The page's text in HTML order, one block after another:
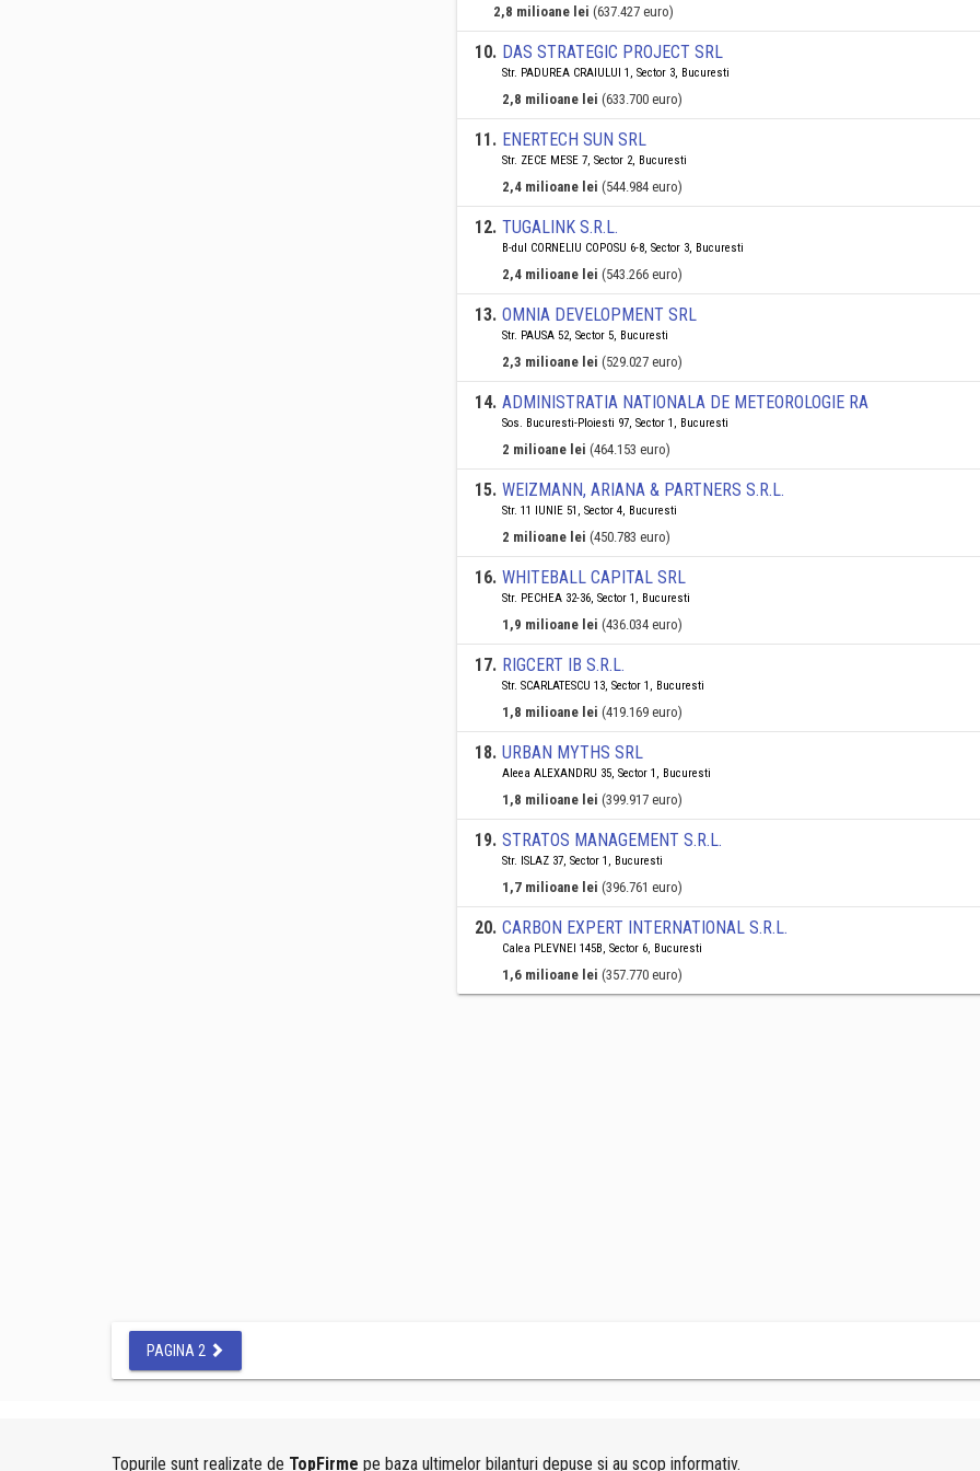
2,8 milioane lei (637.427 euro)
10. DAS STRATEGIC PROJECT SRL
Str. PADUREA CRAIULUI 1, Sector 3, Bucuresti
2,8 milioane lei (633.700 euro)
11. ENERTECH SUN SRL
Str. ZECE MESE 7, Sector 2, Bucuresti
2,4 milioane lei (544.984 euro)
12. TUGALINK S.R.L.
B-dul CORNELIU COPOSU 6-8, Sector 3, Bucuresti
2,4 milioane lei (543.266 euro)
13. OMNIA DEVELOPMENT SRL
Str. PAUSA 52, Sector 5, Bucuresti
2,3 milioane lei (529.027 euro)
14. ADMINISTRATIA NATIONALA DE METEOROLOGIE RA
Sos. Bucuresti-Ploiesti 97, Sector 1, Bucuresti
2 milioane lei (464.153 euro)
15. WEIZMANN, ARIANA & PARTNERS S.R.L.
Str. 11 IUNIE 51, Sector 4, Bucuresti
2 milioane lei (450.783 euro)
16. WHITEBALL CAPITAL SRL
Str. PECHEA 32-36, Sector 1, Bucuresti
1,9 milioane lei (436.034 euro)
17. RIGCERT IB S.R.L.
Str. SCARLATESCU 13, Sector 1, Bucuresti
1,8 milioane lei (419.169 euro)
18. URBAN MYTHS SRL
Aleea ALEXANDRU 35, Sector 1, Bucuresti
1,8 milioane lei (399.917 euro)
19. STRATOS MANAGEMENT S.R.L.
Str. ISLAZ 37, Sector 1, Bucuresti
1,7 milioane lei (396.761 euro)
20. CARBON EXPERT INTERNATIONAL S.R.L.
Calea PLEVNEI 145B, Sector 6, Bucuresti
1,6 milioane lei (357.770 euro)
PAGINA 2
Topurile sunt realizate de TopFirme pe baza ultimelor bilanturi depuse si au scop informativ.